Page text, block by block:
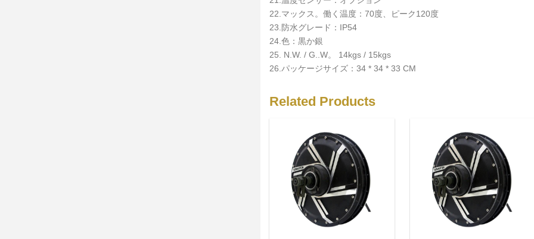
22.マックス。働く温度：70度、ピーク120度
23.防水グレード：IP54
24.色：黒か銀
25. N.W. / G..W。 14kgs / 15kgs
26.パッケージサイズ：34 * 34 * 33 CM
Related Products